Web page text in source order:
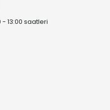
- 13:00 saatleri